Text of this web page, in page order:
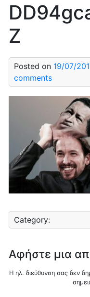
Z
Posted on 19/07/
comments
Category:
Αφήστε μια
Η ηλ. διεύθυνση σας δεν